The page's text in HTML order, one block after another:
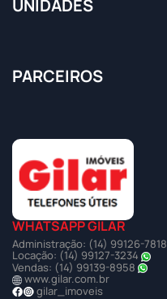
UNIDADES
PARCEIROS
WHATSAPP GILAR
Administração: (14) 99126-7818
Locação: (14) 99127-3234
Vendas: (14) 99139-8958
www.gilar.com.br
gilar_imoveis